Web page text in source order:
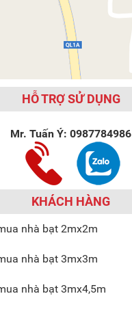
HỖ TRỢ SỬ DỤNG
Mr. Tuấn Ý:0987784986
KHÁCH HÀNG
nhà bạt 2mx2m
nhà bạt 3mx3m
nhà bạt 3mx4,5m